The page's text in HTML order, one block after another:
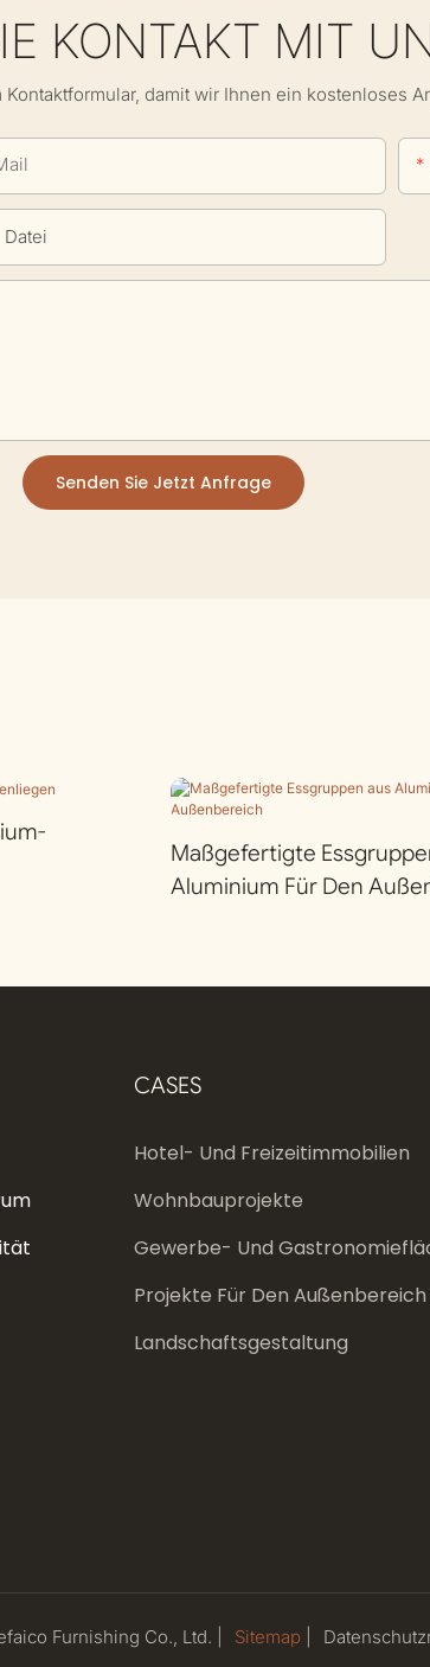
KONTAKT MIT
damit wir Ihnen ein kostenloses
Datei
Senden Sie Jetzt Anfrage
Maßgefertigte
Aluminium Für Den
CASES
Hotel- Und Freizeitimmobilien
Wohnbauprojekte
Gewerbe- Und
Projekte Für Den Außenbereich
Landschaftsgestaltung
Furnishing Co., Ltd. | Sitemap